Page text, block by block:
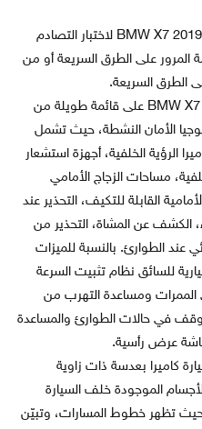
لم تخضع BMW X7 2019 لاختبار التصادم
المرور على الطرق السريعة أو من
الطرق السريعة.
تحتوي BMW X7 2019 على قائمة طويلة من
الأمان النشطة، حيث تشمل
الرؤية الخلفية، أجهزة استشعار
مساحات الزجاج الأمامي
القابلة للتكيف، التحذير عند
الكشف عن المشاة، التحذير من
عند الطوارئ. بالنسبة للميزات
للسائق نظام تثبيت السرعة
الممرات ومساعدة التهرب من
في حالات الطوارئ والمساعدة
عرض رأسية.
كاميرا بعدسة ذات زاوية
الموجودة خلف السيارة
حيث تظهر خطوط المسارات، وتبيّن